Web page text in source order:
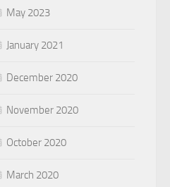
May 2023
January 2021
December 2020
November 2020
October 2020
March 2020